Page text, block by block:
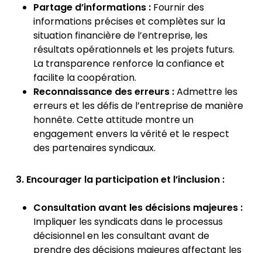
Partage d’informations :Fournir des
informations précises et complètes sur la
situation financière de l’entreprise, les
résultats opérationnels et les projets futurs.
La transparence renforce la confiance et
facilite la coopération.
Reconnaissance des erreurs :Admettre les
erreurs et les défis de l’entreprise de manière
honnête. Cette attitude montre un
engagement envers la vérité et le respect
des partenaires syndicaux.
3. Encourager la participation et l’inclusion :
Consultation avant les décisions majeures :
Impliquer les syndicats dans le processus
décisionnel en les consultant avant de
prendre des décisions majeures affectant les